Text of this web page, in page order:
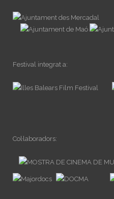
Festival integrat a:
Col·laboradors: